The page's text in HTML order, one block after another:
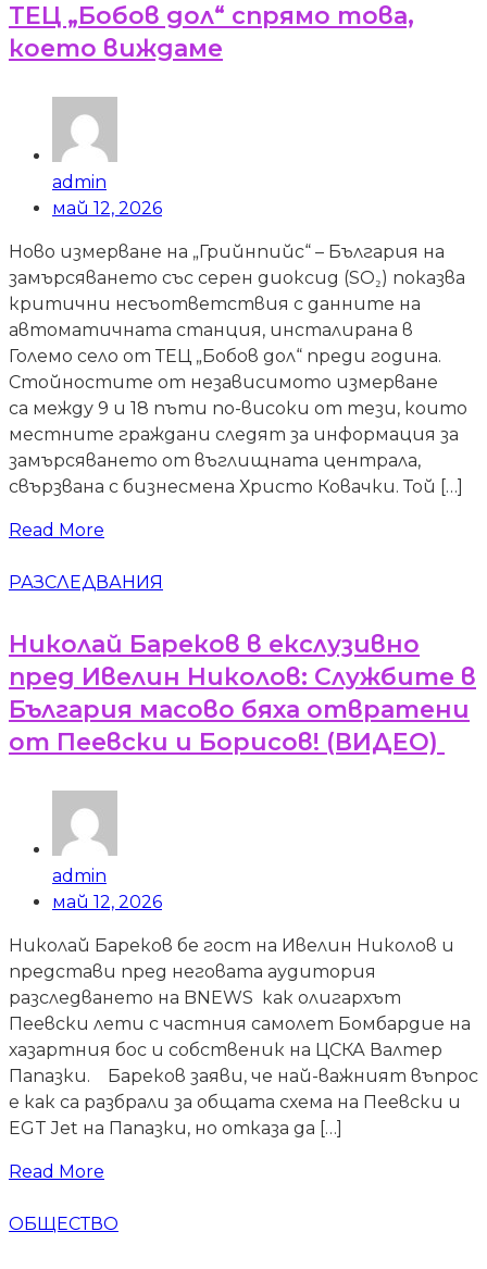
ТЕЦ „Бобов дол“ спрямо това,
което виждаме
admin
май 12, 2026
Ново измерване на „Грийнпийс“ – България на
замърсяването със серен диоксид (SO₂) показва
критични несъответствия с данните на
автоматичната станция, инсталирана в
Големо село от ТЕЦ „Бобов дол“ преди година.
Стойностите от независимото измерване
са между 9 и 18 пъти по-високи от тези, които
местните граждани следят за информация за
замърсяването от въглищната централа,
свързвана с бизнесмена Христо Ковачки. Той […]
Read More
РАЗСЛЕДВАНИЯ
Николай Бареков в екслузивно
пред Ивелин Николов: Службите в
България масово бяха отвратени
от Пеевски и Борисов! (ВИДЕО)
admin
май 12, 2026
Николай Бареков бе гост на Ивелин Николов и
представи пред неговата аудитория
разследването на BNEWS как олигархът
Пеевски лети с частния самолет Бомбардие на
хазартния бос и собственик на ЦСКА Валтер
Папазки. Бареков заяви, че най-важният въпрос
е как са разбрали за общата схема на Пеевски и
EGT Jet на Папазки, но отказа да […]
Read More
ОБЩЕСТВО